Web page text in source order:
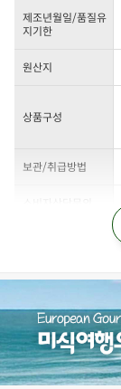
제조년월일/품질유
지기한
원산지
상품구성
보관/취급방법